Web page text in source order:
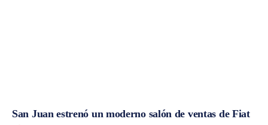
San Juan estrenó un moderno salón de ventas de Fiat